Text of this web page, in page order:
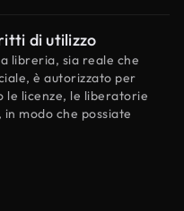
di utilizzo
libreria, sia reale che
è autorizzato per
le licenze, le liberatorie
modo che possiate